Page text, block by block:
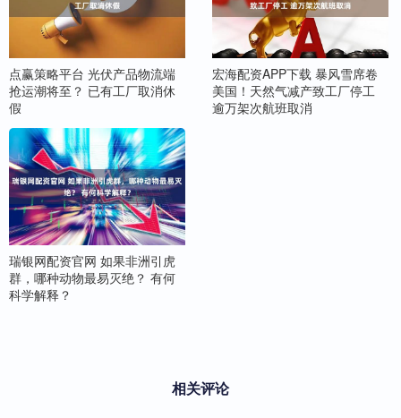
点赢策略平台 光伏产品物流端
抢运潮将至？ 已有工厂取消休
假
宏海配资APP下载 暴风雪席卷
美国！天然气减产致工厂停工
逾万架次航班取消
瑞银网配资官网 如果非洲引虎
群，哪种动物最易灭绝？ 有何
科学解释？
相关评论